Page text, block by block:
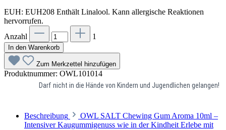
EUH: EUH208 Enthält Linalool. Kann allergische Reaktionen
hervorrufen.
Anzahl
1
In den Warenkorb
Zum Merkzettel hinzufügen
Produktnummer: OWL101014
Darf nicht in die Hände von Kindern und Jugendlichen gelangen!
Beschreibung
OWL SALT Chewing Gum Aroma 10ml –
Intensiver Kaugummigenuss wie in der Kindheit Erlebe mit